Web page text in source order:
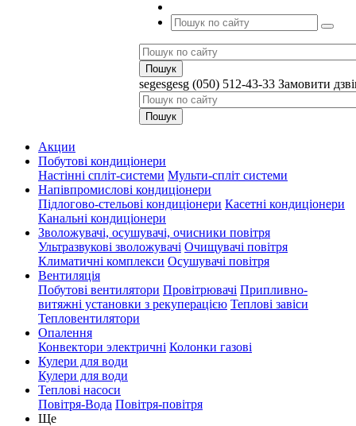
segesgesg (050) 512-43-33 Замовити
Акции
Побутові кондиціонери
Настінні спліт-системи Мульти-спліт системи
Напівпромислові кондиціонери
Підлогово-стельові кондиціонери Касетні кондиціонери
Канальні кондиціонери
Зволожувачі, осушувачі, очисники повітря
Ультразвукові зволожувачі Очищувачі повітря
Климатичні комплекси Осушувачі повітря
Вентиляція
Побутові вентилятори Провітрювачі Припливно-
витяжні установки з рекуперацією Теплові завіси
Тепловентилятори
Опалення
Конвектори электричні Колонки газові
Кулери для води
Кулери для води
Теплові насоси
Повітря-Вода Повітря-повітря
Ще